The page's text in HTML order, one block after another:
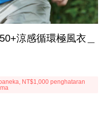
涼感循環極風衣＿
NT$1,000 penghataran